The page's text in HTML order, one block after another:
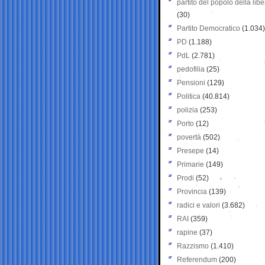
partito del popolo della
(30)
Partito Democratico (1.034)
PD (1.188)
PdL (2.781)
pedofilia (25)
Pensioni (129)
Politica (40.814)
polizia (253)
Porto (12)
povertà (502)
Presepe (14)
Primarie (149)
Prodi (52)
Provincia (139)
radici e valori (3.682)
RAI (359)
rapine (37)
Razzismo (1.410)
Referendum (200)